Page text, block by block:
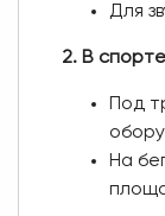
Для
2. В спорте
Под
На